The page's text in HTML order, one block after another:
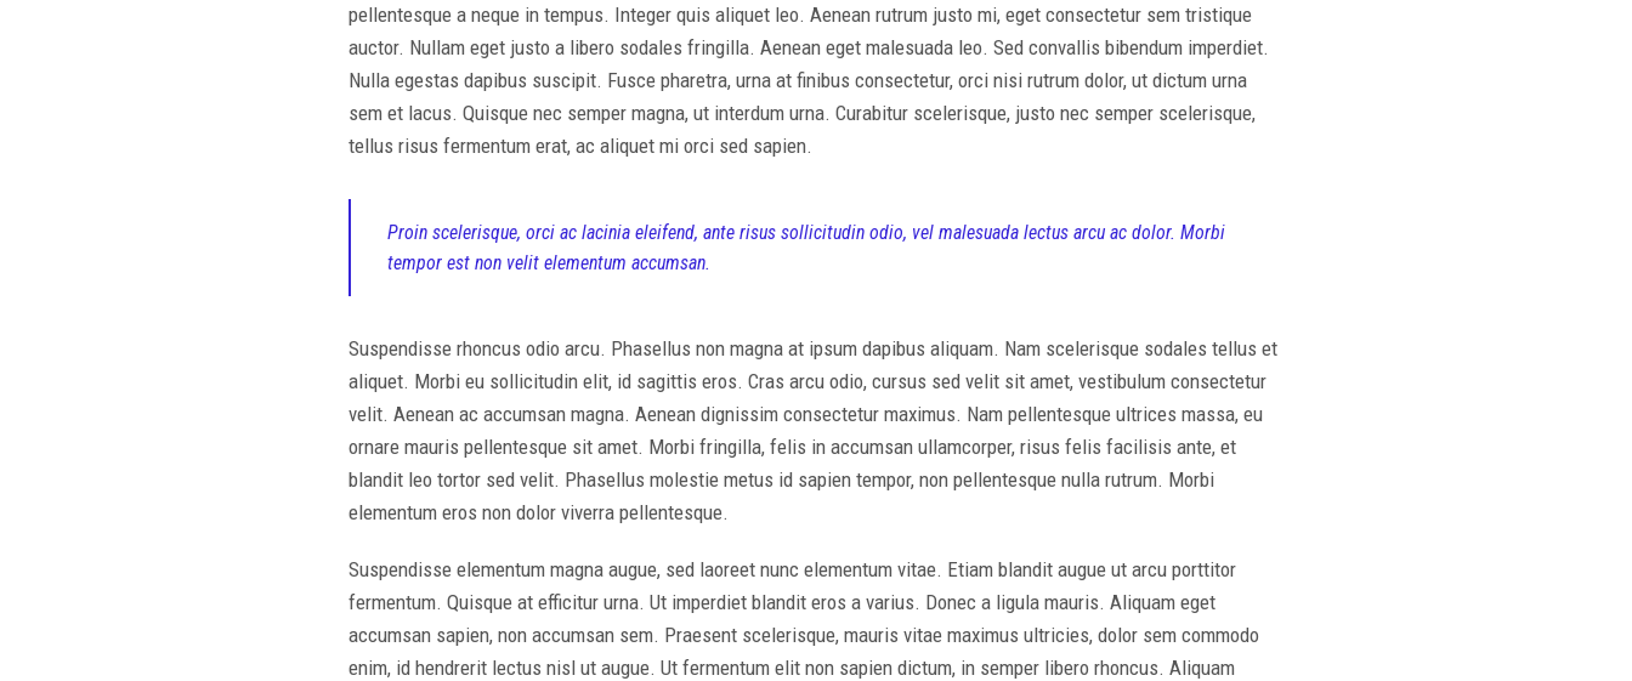
pellentesque a neque in tempus. Integer quis aliquet leo. Aenean rutrum justo mi, eget consectetur sem tristique
auctor. Nullam eget justo a libero sodales fringilla. Aenean eget malesuada leo. Sed convallis bibendum imperdiet.
Nulla egestas dapibus suscipit. Fusce pharetra, urna at finibus consectetur, orci nisi rutrum dolor, ut dictum urna
sem et lacus. Quisque nec semper magna, ut interdum urna. Curabitur scelerisque, justo nec semper scelerisque,
tellus risus fermentum erat, ac aliquet mi orci sed sapien.
Proin scelerisque, orci ac lacinia eleifend, ante risus sollicitudin odio, vel malesuada lectus arcu ac dolor. Morbi
tempor est non velit elementum accumsan.
Suspendisse rhoncus odio arcu. Phasellus non magna at ipsum dapibus aliquam. Nam scelerisque sodales tellus et
aliquet. Morbi eu sollicitudin elit, id sagittis eros. Cras arcu odio, cursus sed velit sit amet, vestibulum consectetur
velit. Aenean ac accumsan magna. Aenean dignissim consectetur maximus. Nam pellentesque ultrices massa, eu
ornare mauris pellentesque sit amet. Morbi fringilla, felis in accumsan ullamcorper, risus felis facilisis ante, et
blandit leo tortor sed velit. Phasellus molestie metus id sapien tempor, non pellentesque nulla rutrum. Morbi
elementum eros non dolor viverra pellentesque.
Suspendisse elementum magna augue, sed laoreet nunc elementum vitae. Etiam blandit augue ut arcu porttitor
fermentum. Quisque at efficitur urna. Ut imperdiet blandit eros a varius. Donec a ligula mauris. Aliquam eget
accumsan sapien, non accumsan sem. Praesent scelerisque, mauris vitae maximus ultricies, dolor sem commodo
enim, id hendrerit lectus nisl ut augue. Ut fermentum elit non sapien dictum, in semper libero rhoncus. Aliquam